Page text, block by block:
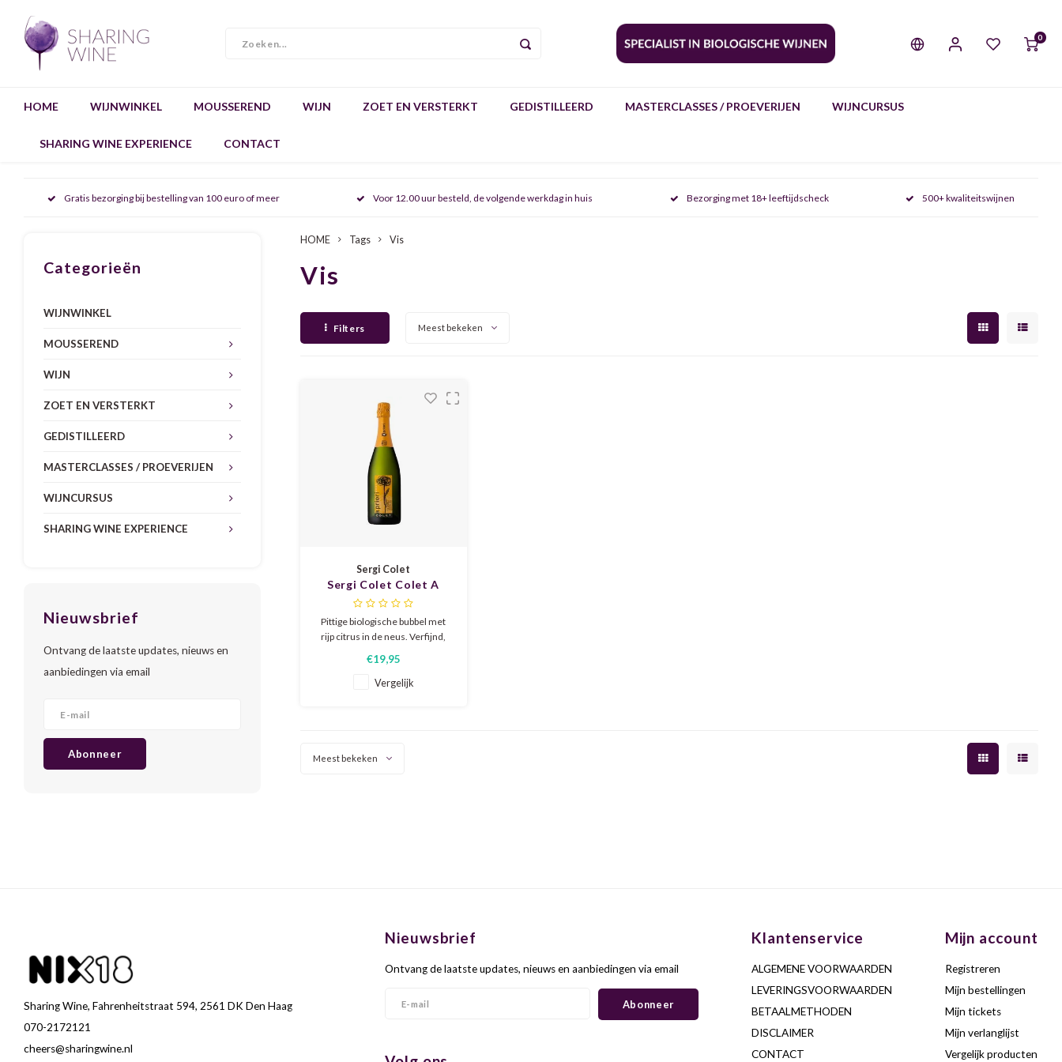
0
HOME WIJNWINKEL MOUSSEREND WIJN ZOET EN VERSTERKT GEDISTILLEERD MASTERCLASSES / PROEVERIJEN WIJNCURSUS
SHARING WINE EXPERIENCE CONTACT
Gratis bezorging bij bestelling van 100 euro of meer Voor 12.00 uur besteld, de volgende werkdag in huis Bezorging met 18+ leeftijdscheck 500+ kwaliteitswijnen
Categorieën
WIJNWINKEL
MOUSSEREND
WIJN
ZOET EN VERSTERKT
GEDISTILLEERD
MASTERCLASSES / PROEVERIJEN
WIJNCURSUS
SHARING WINE EXPERIENCE
Nieuwsbrief
Ontvang de laatste updates, nieuws en
aanbiedingen via email
Abonneer
HOME Tags Vis
Vis
Filters Meest bekeken
Sergi Colet
Sergi Colet Colet A
Priori 2022
Pittige biologische bubbel met
rijp citrus in de neus. Verfijnd,
tropisch fruit en een goede
mousse. Zo bijzonder dat het
€19,95
Vergelijk
Meest bekeken
Sharing Wine, Fahrenheitstraat 594, 2561 DK Den Haag
070-2172121
cheers@sharingwine.nl
Nieuwsbrief
Ontvang de laatste updates, nieuws en aanbiedingen via email
Abonneer
Klantenservice
ALGEMENE VOORWAARDEN
LEVERINGSVOORWAARDEN
BETAALMETHODEN
DISCLAIMER
CONTACT
Mijn account
Registreren
Mijn bestellingen
Mijn tickets
Mijn verlanglijst
Vergelijk producten